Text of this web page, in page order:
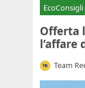
EcoConsigli
Offerta
l’affare
Team